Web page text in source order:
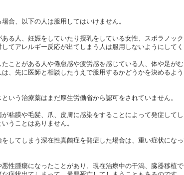
合、以下の人は服用してはいけません。
る人、妊娠をしていたり授乳をしている女性、スポラノック
てアレルギー反応が出てしまう人は服用しないようにしてく
ことがある人や倦怠感や疲労感を感じている人、体や足が
、先に医師と相談したうえで服用するかどうかを決めるよ
いう治療薬はまだ厚生労働省から認可をされていません。
粘膜や毛髪、爪、皮膚に感染をすることによって発症して
うことはありません。
してしまう深在性真菌症を発症した場合は、重い症状になっ
性腫瘍になったことがあり、現在治療中の干潟、臓器移植